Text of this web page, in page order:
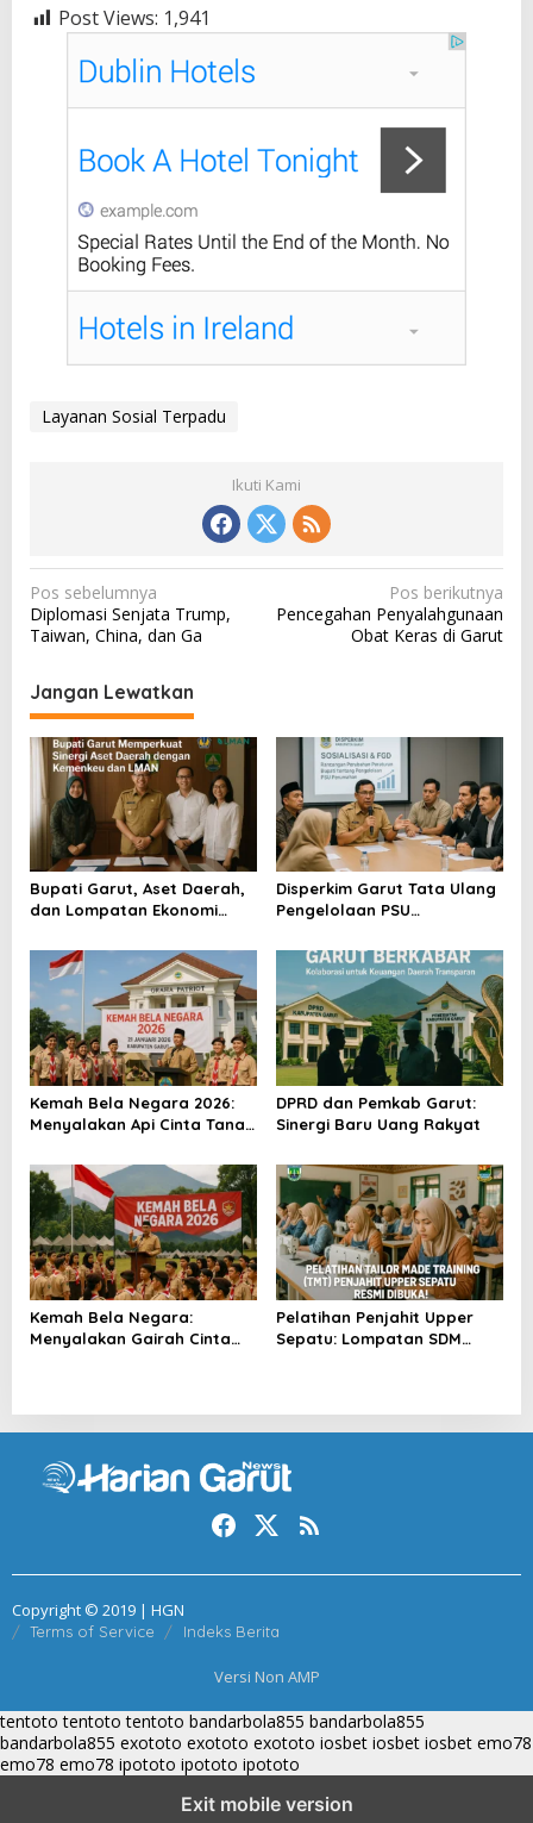
Post Views: 1,941
Layanan Sosial Terpadu
Ikuti Kami
N
a
i
g
a
s
i
p
o
s
Pos sebelumnya
Diplomasi Senjata Trump,
Taiwan, China, dan Ga
Pos berikutnya
Pencegahan Penyalahgunaan
Obat Keras di Garut
Jangan Lewatkan
Bupati Garut, Aset Daerah,
dan Lompatan Ekonomi
Disperkim Garut Tata Ulang
Pengelolaan PSU
Kemah Bela Negara 2026:
Menyalakan Api Cinta Tanah
DPRD dan Pemkab Garut:
Sinergi Baru Uang Rakyat
Kemah Bela Negara:
Menyalakan Gairah Cinta
Pelatihan Penjahit Upper
Sepatu: Lompatan SDM
Copyright © 2019 | HGN
Terms of Service Indeks Berita
Versi Non AMP
tentoto tentoto tentoto bandarbola855 bandarbola855
bandarbola855 exototo exototo exototo iosbet iosbet iosbet emo78
emo78 emo78 ipototo ipototo ipototo
Exit mobile version